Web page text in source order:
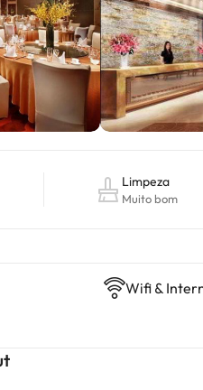
Limpeza
Muito bom
Wifi &